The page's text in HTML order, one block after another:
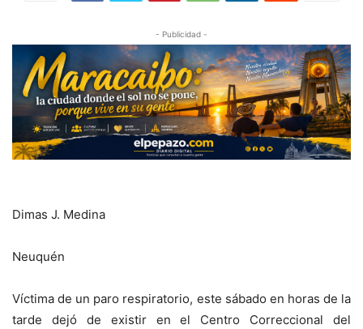
- Publicidad -
Dimas J. Medina
Neuquén
Víctima de un paro respiratorio, este sábado en horas de la
tarde dejó de existir en el Centro Correccional del